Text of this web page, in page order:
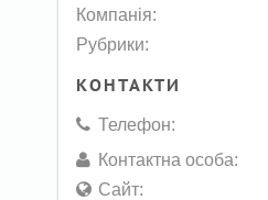
Компанія:
Рубрики:
КОНТАКТИ
Телефон:
Контактна особа:
Сайт: